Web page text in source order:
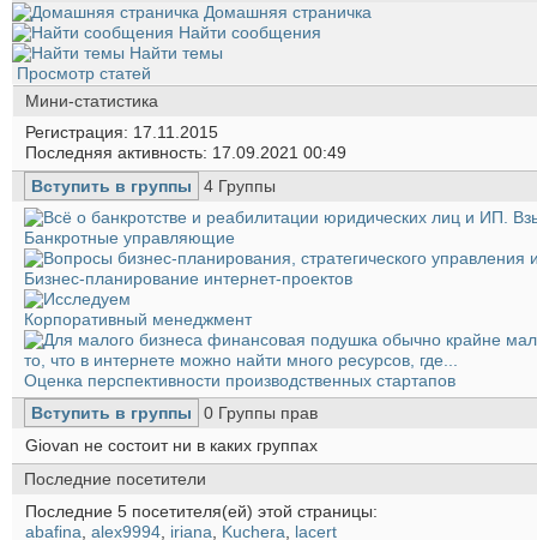
Домашняя страничка
Найти сообщения
Найти темы
Просмотр статей
Мини-статистика
Регистрация
17.11.2015
Последняя активность 17.09.2021 00:49
Вступить в группы
4 Группы
Банкротные управляющие
Бизнес-планирование интернет-проектов
Корпоративный менеджмент
Оценка перспективности производственных стартапов
Вступить в группы
0 Группы прав
Giovan не состоит ни в каких группах
Последние посетители
Последние 5 посетителя(ей) этой страницы:
abafina alex9994 iriana Kuchera
lacert